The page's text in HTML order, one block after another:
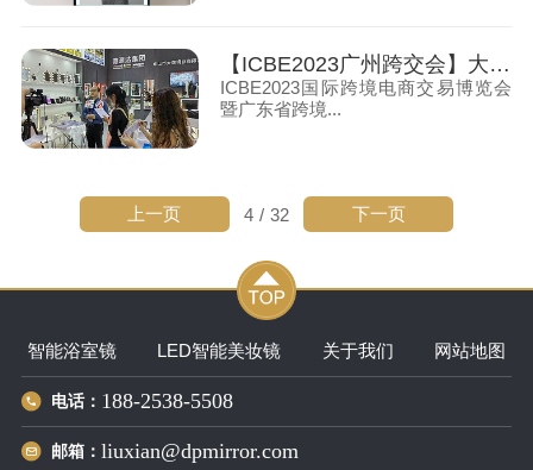
【ICBE2023广州跨交会】大牌镜业（建源达集团）参展圆满成功
ICBE2023国际跨境电商交易博览会
暨广东省跨境...
4 / 32
上一页 下一页
智能浴室镜 LED智能美妆镜 关于我们 网站地图
电话： 188-2538-5508
邮箱： liuxian@dpmirror.com